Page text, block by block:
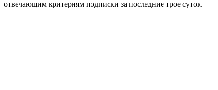
отвечающим критериям подписки за последние трое суток.